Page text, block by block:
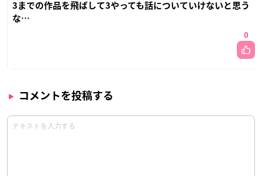
3までの作品を飛ばして3やっても話についていけないと思う
な…
0
コメントを投稿する